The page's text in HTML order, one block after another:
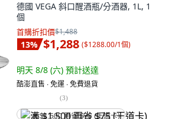
德國 VEGA 斜口醒酒瓶/分酒器, 1L, 1
個
首購折扣價$1,488
13% $1,288 ($1288.00/1個)
明天 8/8 (六) 預計送達
酷澎直售 ∙ 免運 ∙ 免費退貨
(3)
满 $1,500 再省 $75 (王道卡)